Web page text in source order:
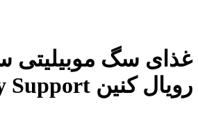
غذای سگ موبیلیتی
رویال کنین Mobility Support